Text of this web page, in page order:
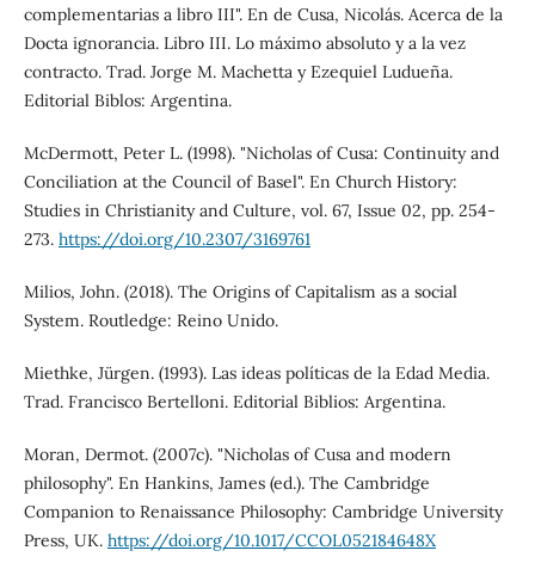
complementarias a libro III". En de Cusa, Nicolás. Acerca de la
Docta ignorancia. Libro III. Lo máximo absoluto y a la vez
contracto. Trad. Jorge M. Machetta y Ezequiel Ludueña.
Editorial Biblos: Argentina.
McDermott, Peter L. (1998). "Nicholas of Cusa: Continuity and
Conciliation at the Council of Basel". En Church History:
Studies in Christianity and Culture, vol. 67, Issue 02, pp. 254-
273. https://doi.org/10.2307/3169761
Milios, John. (2018). The Origins of Capitalism as a social
System. Routledge: Reino Unido.
Miethke, Jürgen. (1993). Las ideas políticas de la Edad Media.
Trad. Francisco Bertelloni. Editorial Biblios: Argentina.
Moran, Dermot. (2007c). "Nicholas of Cusa and modern
philosophy". En Hankins, James (ed.). The Cambridge
Companion to Renaissance Philosophy: Cambridge University
Press, UK. https://doi.org/10.1017/CCOL052184648X